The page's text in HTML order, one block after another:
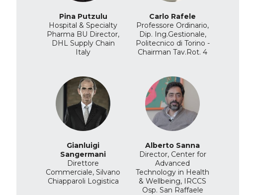
Pina Putzulu
Hospital & Specialty
Pharma BU Director,
DHL Supply Chain
Italy
Carlo Rafele
Professore Ordinario,
Dip. Ing.Gestionale,
Politecnico di Torino -
Chairman Tav.Rot. 4
Gianluigi
Sangermani
Direttore
Commerciale, Silvano
Chiapparoli Logistica
Alberto Sanna
Director, Center for
Advanced
Technology in Health
& Wellbeing, IRCCS
Osp. San Raffaele